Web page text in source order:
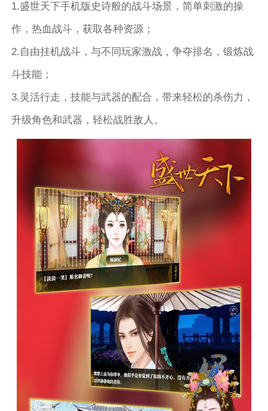
1.盛世天下手机版史诗般的战斗场景，简单刺激的操
作，热血战斗，获取各种资源；
2.自由挂机战斗，与不同玩家激战，争夺排名，锻炼战
斗技能；
3.灵活行走，技能与武器的配合，带来轻松的杀伤力，
升级角色和武器，轻松战胜敌人。